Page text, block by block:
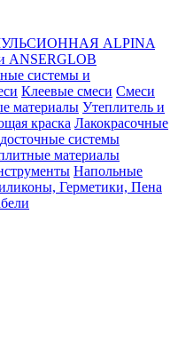
ALPINA
ANSERGLOB
системы и
Клеевые смеси Смеси
материалы Утеплитель и
краска Лакокрасочные
системы
материалы
Напольные
Герметики, Пена